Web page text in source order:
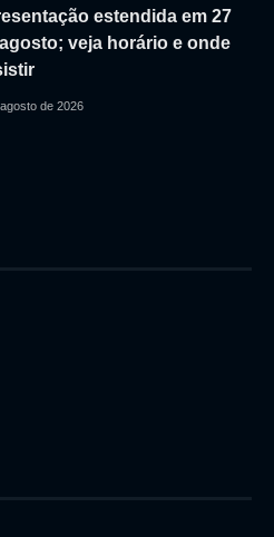
estendida em 27
veja horário e onde
de 2026